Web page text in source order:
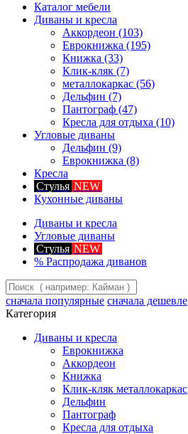
Каталог мебели
Диваны и кресла
Аккордеон (103)
Еврокнижка (195)
Книжка (33)
Клик-кляк (7)
металлокаркас (56)
Дельфин (7)
Пантограф (47)
Кресла для отдыха (10)
Угловые диваны
Дельфин (9)
Еврокнижка (8)
Кресла
Стулья NEW
Кухонные диваны
Диваны и кресла
Угловые диваны
Стулья NEW
% Распродажа диванов
сначала популярные сначала дешевле
Категория
Диваны и кресла
Еврокнижка
Аккордеон
Книжка
Клик-кляк металлокаркас
Дельфин
Пантограф
Кресла для отдыха